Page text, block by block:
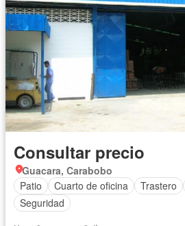
Consultar precio
Guacara, Carabobo
Patio
Cuarto de oficina Trastero
Seguridad